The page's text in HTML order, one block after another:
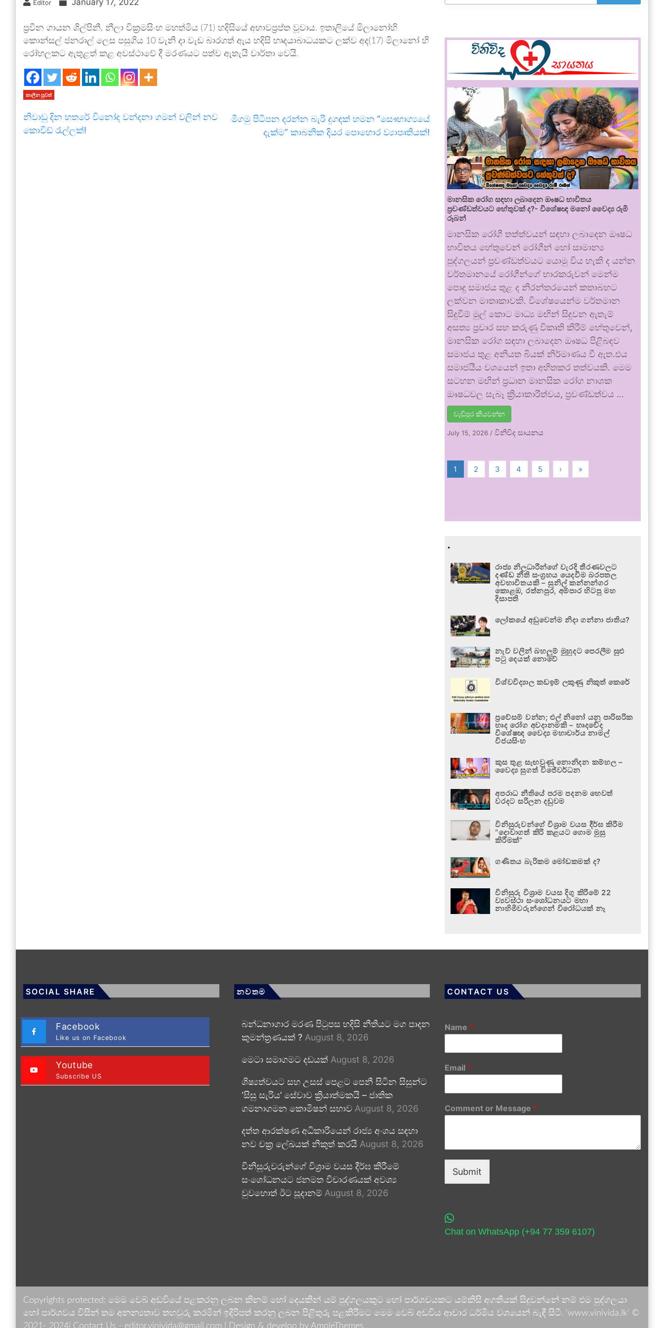
Editor January 17, 2022
ප්‍රවීන ගායන ශිල්පිනී, නීලා වික්‍රමසිංහ මහත්මිය (71) හදිසියේ අභාවප්‍රප්ත වූවාය. ඉතාලියේ මිලානෝහි
කොන්සල් ජනරාල් ලෙස පසුගිය 10 වැනි දා වැඩ බාරගත් ඇය හදිසි හෘදයාබාධයකට ලක්ව අද(17) මිලානෝ හි
රෝහලකට ඇතුළත් කළ අවස්ථාවේ දී මරණයට පත්ව ඇතැයි වාර්තා වෙයි.
කාලීන පුවත්
නිවාඩු දින හතරේ විනෝද වන්දනා ගමන් වලින් නව
කොවිඩ් රැල්ලක්!
මීගමු පිටිපන දරන්න බැරි දුගඳක් හමන “සෞභාග්‍යයේ
දැක්ම” කාබනික දියර පොහොර ව්‍යාපෘතියක්!
මානසික රෝග සඳහා ලබාදෙන ඖෂධ භාවිතය
ප්‍රචණ්ඩත්වයට හේතුවක් ද?- විශේෂඥ මනෝ වෛද්‍ය රූමි
රූබන්
මානසික රෝගී තත්ත්වයන් සඳහා ලබාදෙන ඖෂධ
භාවිතය හේතුවෙන් රෝගීන් හෝ සාමාන්‍ය
පුද්ගලයන් ප්‍රචණ්ඩත්වයට යොමු විය හැකි ද යන්න
වර්තමානයේ රෝගීන්ගේ භාරකරුවන් මෙන්ම
පොදු සමාජය තුළ ද නිරන්තරයෙන් කතාබහට
ලක්වන මාතෘකාවකි. විශේෂයෙන්ම වර්තමාන
සිදුවීම් මුල් කොට මාධ්‍ය මඟින් සිදුවන ඇතැම්
අසත්‍ය ප්‍රචාර සහ කරුණු විකෘති කිරීම් හේතුවෙන්,
මානසික රෝග සඳහා ලබාදෙන ඖෂධ පිළිබඳව
සමාජය තුළ අනියත බියක් නිර්මාණය වී ඇත.එය
සමාජයීය වශයෙන් ඉතා අහිතකර තත්වයකි. මෙම
සටහන මඟින් ප්‍රධාන මානසික රෝග නාශක
ඖෂධවල සැබෑ ක්‍රියාකාරීත්වය, ප්‍රචණ්ඩත්වය …
වැඩිපුර කියවන්න
July 15, 2026 /විනිවිද සායනය
1 2 3 4 5 › »
.
රාජ්‍ය නිලධාරීන්ගේ වැරදි තීරණවලට
දණ්ඩ නීති සංග්‍රහය යෙදවීම බරපතල
අවභාවිතයකි – සුනිල් කන්නන්ගර
කොළඹ, රත්නපුර, අම්පාර හිටපු මහ
දිසාපති
ලෝකයේ අඩුවෙන්ම නිදා ගන්නා ජාතිය?
නැව් වලින් බහලුම් මුහුදට පෙරලීම සුළු
පටු දෙයක් නොවේ
විශ්වවිද්‍යාල කඩඉම් ලකුණු නිකුත් කෙරේ
ප්‍රවේසම් වන්න; එල් නිනෝ යනු පාරිසරික
හෘද රෝග අවදානමකි – හෘදවේද
විශේෂඥ වෛද්‍ය මහාචාර්ය නාමල්
විජයසිංහ
කුස තුළ සැඟවුණු නොනිදන කම්හල –
වෛද්‍ය සුගත් විජේවර්ධන
අපරාධ නීතියේ පරම පදනම හෙවත්
වරදට සරිලන දඬුවම
විනිසුරුවන්ගේ විශ්‍රාම වයස දීර්ඝ කිරීම
“දොවාගත් කිරි කළයට ගොම මුසු
කිරීමක්”
ගණිතය බැරිකම මෝඩකමක් ද?
විනිසුරු විශ්‍රාම වයස දිගු කිරීමේ 22
ව්‍යවස්ථා සංශෝධනයට මහා
නාහිමිවරුන්ගෙන් විරෝධයක් නෑ
SOCIAL SHARE
Facebook
Like us on Facebook
Youtube
Subscribe US
නවතම
බන්ධනාගාර මරණ පිටුපස හදිසි නීතියට මග පාදන
කුමන්ත්‍රණයක් ? August 8, 2026
මෙටා සමාගමට දඩයක් August 8, 2026
ශිෂ්‍යත්වයට සහ උසස් පෙළට පෙනී සිටින සිසුන්ට
‘සිසු සැරිය’ සේවාව ක්‍රියාත්මකයි – ජාතික
ගමනාගමන කොමිෂන් සභාව August 8, 2026
දත්ත ආරක්ෂණ අධිකාරියෙන් රාජ්‍ය අංශය සඳහා
නව චක්‍ර ලේඛයක් නිකුත් කරයි August 8, 2026
විනිසුරුවරුන්ගේ විශ්‍රාම වයස දීර්ඝ කිරීමේ
සංශෝධනයට ජනමත විචාරණයක් අවශ්‍ය
වුවහොත් ඊට සූදානම් August 8, 2026
CONTACT US
Name *
Email *
Comment or Message *
Submit
Chat on WhatsApp (+94 77 359 6107)
Copyrights protected: මෙම වෙබ් අඩවියේ පළකරනු ලබන කිනම් හෝ දෙයකින් යම් පුද්ගලයකුට හෝ පාර්ශවයකට යම්කිසි අගතියක් සිදුවන්නේ නම් එම පුද්ගලයා
හෝ පාර්ශවය විසින් තම අනන්‍යතාව තහවුරු කරමින් ඉදිරිපත් කරනු ලබන පිළිතුරු පළකිරීමට මෙම වෙබ් අඩවිය ආචාර ධර්මීය වශයෙන් බැඳී සිටී. 'www.vinivida.lk' ©
2021- 2024| Contact Us - editor.vinivida@gmail.com |
Design & develop by AmpleThemes